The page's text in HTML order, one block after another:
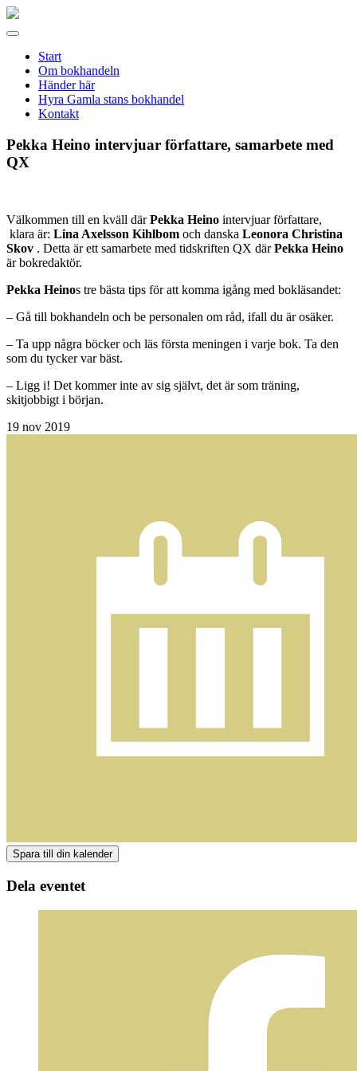
Gamla
Meny
Start
Om bokhandeln
Händer här
Hyra Gamla stans bokhandel
Kontakt
Pekka Heino intervjuar författare, samarbete med
QX
Välkommen till en kväll därPekka Heino intervjuar författare,
klara är: Lina Axelsson Kihlbom och danska Leonora Christina
Skov . Detta är ett samarbete med tidskriften QX därPekka Heino
är bokredaktör.
Pekka Heinos tre bästa tips för att komma igång med bokläsandet:
– Gå till bokhandeln och be personalen om råd, ifall du är osäker.
– Ta upp några böcker och läs första meningen i varje bok. Ta den
som du tycker var bäst.
– Ligg i! Det kommer inte av sig självt, det är som träning,
skitjobbigt i början.
19 nov 2019
Dela eventet